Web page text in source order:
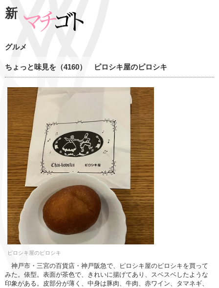
新
グルメ
ちょっと味見を（4160） ピロシキ屋のピロシキ
ピロシキ屋のピロシキ
神戸市・三宮の百貨店・神戸阪急で、ピロシキ屋のピロシキを買って
みた。俵型。表面が茶色で、きれいに揚げてあり、スベスベしたような
印象がある。皮部分が薄く、中身は豚肉、牛肉、赤ワイン、タマネギ、